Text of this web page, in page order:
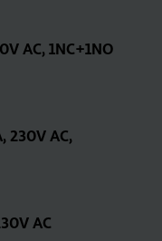
AC, 1NC+1NO
230V AC,
AC